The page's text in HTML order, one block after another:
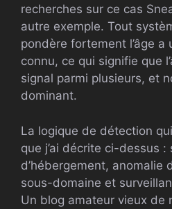
recherches sur ce cas
autre exemple. Tout
pondère fortement l’âge a
connu, ce qui signifie que
signal parmi plusieurs, et
dominant.
La logique de détection
que j’ai décrite ci-dessus
d’hébergement, anomalie
sous-domaine et
Un blog amateur vieux de